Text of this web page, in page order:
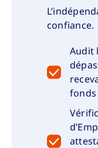
confiance.
Audit